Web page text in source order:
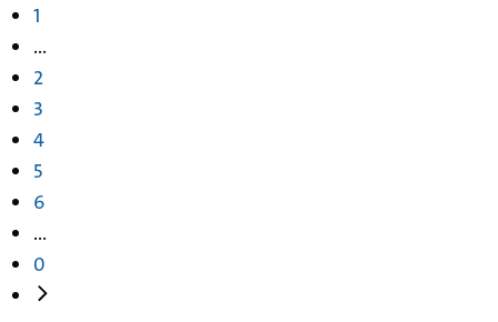
1
...
2
3
4
5
6
...
0